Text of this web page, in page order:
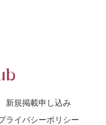
新規掲載申し込み
ライバシーポリシー